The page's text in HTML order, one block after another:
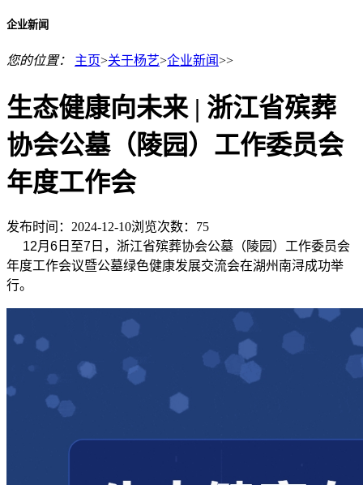
企业新闻
您的位置： 主页>关于杨艺>企业新闻>>
生态健康向未来 | 浙江省殡葬
协会公墓（陵园）工作委员会
年度工作会
发布时间：2024-12-10浏览次数： 75
12月6日至7日，浙江省殡葬协会公墓（陵园）工作委员会
年度工作会议暨公墓绿色健康发展交流会在湖州南浔成功举
行。